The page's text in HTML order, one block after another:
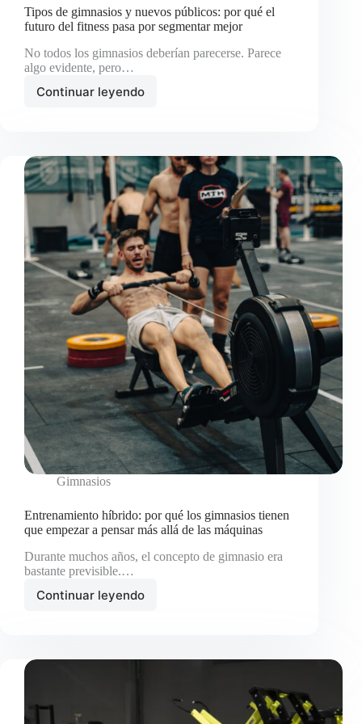
Tipos de gimnasios y nuevos públicos: por qué el
futuro del fitness pasa por segmentar mejor
No todos los gimnasios deberían parecerse. Parece
algo evidente, pero…
Continuar leyendo
Tipos
nuevos
públicos:
por
qué
el
futuro
del
fitness
pasa
por
segmentar
mejor
Gimnasios
Entrenamiento híbrido: por qué los gimnasios tienen
que empezar a pensar más allá de las máquinas
Durante muchos años, el concepto de gimnasio era
bastante previsible.…
Continuar leyendo
Entrenamiento
los